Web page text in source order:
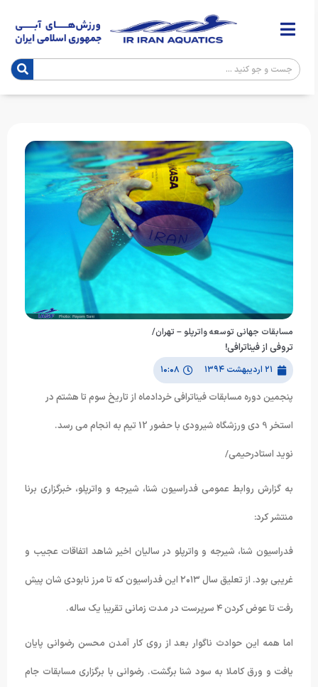
مسابقات جهانی توسعه واترپلو – تهران/
تروفی از فیناترافی!
۲۱ اردیبهشت ۱۳۹۴ ۱۰:۰۸
پنجمین دوره مسابقات فیناترافی خردادماه از تاریخ سوم تا هشتم در
استخر 9 دی ورزشگاه شیرودی با حضور 12 تیم به انجام می رسد.
نوید استادرحیمی/
به گزارش روابط عمومی فدراسیون شنا، شیرجه و واترپلو، خبرگزاری برنا
منتشر کرد:
فدراسیون شنا، شیرجه و واترپلو در سالیان اخیر شاهد اتفاقات عجیب و
غریبی بود. از تعلیق سال ۲۰۱۳ این فدراسیون که تا مرز نابودی شان پیش
رفت تا عوض کردن ۴ سرپرست در مدت زمانی تقریبا یک ساله.
اما همه این حوادث ناگوار بعد از روی کار آمدن محسن رضوانی پایان
یافت و ورق کاملا به سود شنا برگشت. رضوانی با برگزاری مسابقات جام